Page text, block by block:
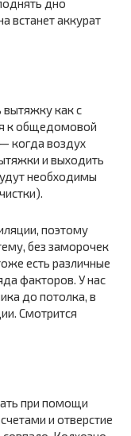
дно
встанет аккурат
вытяжку как с
к общедомовой
когда воздух
и выходить
необходимы
поэтому
без заморочек
есть различные
факторов. У нас
до потолка, в
Смотрится
при помощи
и отверстие